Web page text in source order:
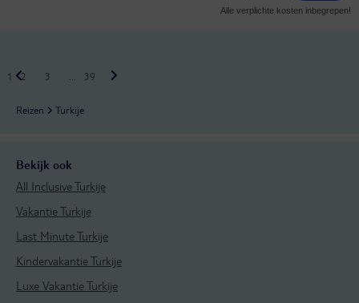
Alle verplichte kosten inbegrepen!
1 2 3 39
Reizen Turkije
Bekijk ook
All Inclusive Turkije
Vakantie Turkije
Last Minute Turkije
Kindervakantie Turkije
Luxe Vakantie Turkije